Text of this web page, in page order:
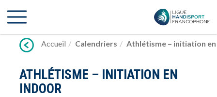
vers
Accueil
Calendriers Athlétisme – initiation
ATHLÉTISME – INITIATION EN
INDOOR